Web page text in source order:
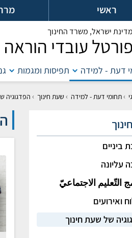
ראשי
מדינת ישראל, משרד החינוך
פורטל עובדי הוראה
דעת - למידה תפיסות ומגמות
›תחומי דעת - למידה › שעת חינוך › הפדגוגיה
ביניים
עליונה
التّعليم الاجتماعيّ
ואירועים
של שעת חינוך